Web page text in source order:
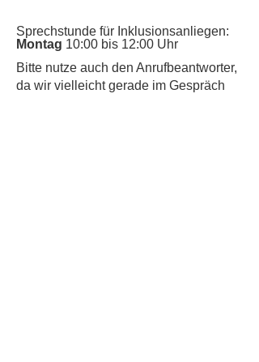
Sprechstunde für Inklusionsanliegen:
Montag 10:00 bis 12:00 Uhr
​Bitte nutze auch den Anrufbeantworter,
da wir vielleicht gerade im Gespräch